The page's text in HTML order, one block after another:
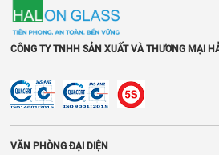
CÔNG TY TNHH SẢN XUẤT VÀ THƯƠNG MẠI
VĂN PHÒNG ĐẠI DIỆN